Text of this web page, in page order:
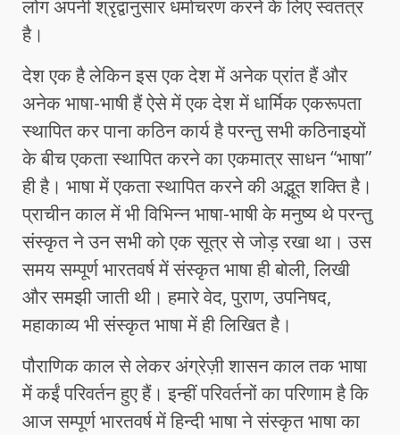
लोग अपनी श्रृद्वानुसार धर्माचरण करने के लिए स्वतंत्र
है।
देश एक है लेकिन इस एक देश में अनेक प्रांत हैं और
अनेक भाषा-भाषी हैं ऐसे में एक देश में धार्मिक एकरूपता
स्थापित कर पाना कठिन कार्य है परन्तु सभी कठिनाइयों
के बीच एकता स्थापित करने का एकमात्र साधन “भाषा”
ही है। भाषा में एकता स्थापित करने की अद्भूत शक्ति है।
प्राचीन काल में भी विभिन्न भाषा-भाषी के मनुष्य थे परन्तु
संस्कृत ने उन सभी को एक सूत्र से जोड़ रखा था। उस
समय सम्पूर्ण भारतवर्ष में संस्कृत भाषा ही बोली, लिखी
और समझी जाती थी। हमारे वेद, पुराण, उपनिषद,
महाकाव्य भी संस्कृत भाषा में ही लिखित है।
पौराणिक काल से लेकर अंग्रेज़ी शासन काल तक भाषा
में कईं परिवर्तन हुए हैं। इन्हीं परिवर्तनों का परिणाम है कि
आज सम्पूर्ण भारतवर्ष में हिन्दी भाषा ने संस्कृत भाषा का